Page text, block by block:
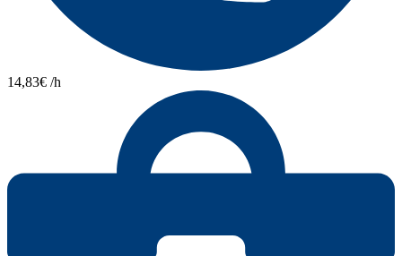
14,83€ /h